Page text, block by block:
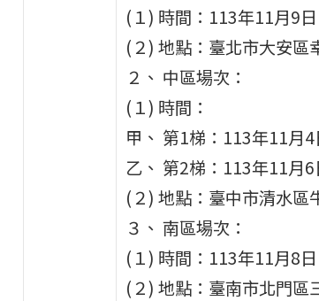
(１) 時間：113年11月9
(２) 地點：臺北市大安區
２、 中區場次：
(１) 時間：
甲、 第1梯：113年11月
乙、 第2梯：113年11月
(２) 地點：臺中市清水區
３、 南區場次：
(１) 時間：113年11月8
(２) 地點：臺南市北門區